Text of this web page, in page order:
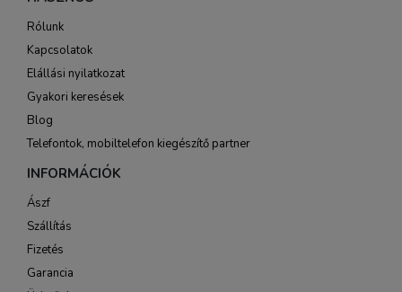
Rólunk
Kapcsolatok
Elállási nyilatkozat
Gyakori keresések
Blog
Telefontok, mobiltelefon kiegészítő partner
INFORMÁCIÓK
Ászf
Szállítás
Fizetés
Garancia